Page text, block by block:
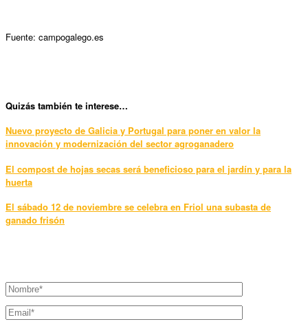
Fuente: campogalego.es
Quizás también te interese…
Nuevo proyecto de Galicia y Portugal para poner en valor la
innovación y modernización del sector agroganadero
El compost de hojas secas será beneficioso para el jardín y para la
huerta
El sábado 12 de noviembre se celebra en Friol una subasta de
ganado frisón